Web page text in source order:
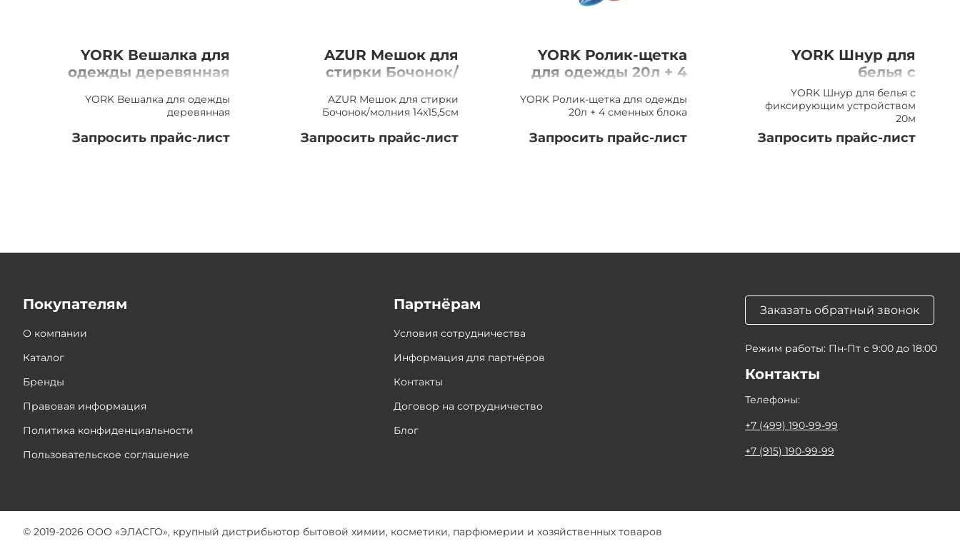
YORK Вешалка для
одежды деревянная
YORK Вешалка для одежды
деревянная
Запросить прайс-лист
AZUR Мешок для
стирки Бочонок/
AZUR Мешок для стирки
Бочонок/молния 14х15,5см
Запросить прайс-лист
YORK Ролик-щетка
для одежды 20л + 4
YORK Ролик-щетка для одежды
20л + 4 сменных блока
Запросить прайс-лист
YORK Шнур для
белья с
фиксирующим
устройством 20м
YORK Шнур для белья с
фиксирующим устройством
20м
Запросить прайс-лист
Покупателям
О компании
Каталог
Бренды
Правовая информация
Политика конфиденциальности
Пользовательское соглашение
Партнёрам
Условия сотрудничества
Информация для партнёров
Контакты
Договор на сотрудничество
Блог
Заказать обратный звонок
Режим работы: Пн-Пт с 9:00 до 18:00
Контакты
Телефоны:
+7 (499) 190-99-99
+7 (915) 190-99-99
© 2019-2026 ООО «ЭЛАСГО», крупный дистрибьютор бытовой химии, косметики, парфюмерии и хозяйственных товаров